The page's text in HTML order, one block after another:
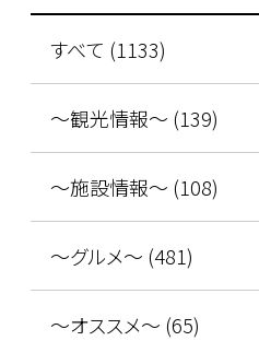
すべて (1133)
～観光情報～ (139)
～施設情報～ (108)
～グルメ～ (481)
～オススメ～ (65)